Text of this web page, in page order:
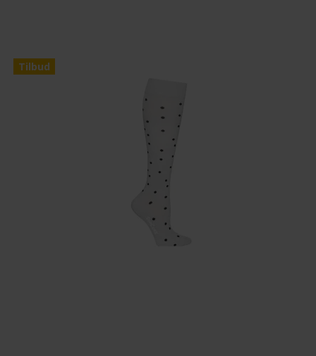
Tilbud